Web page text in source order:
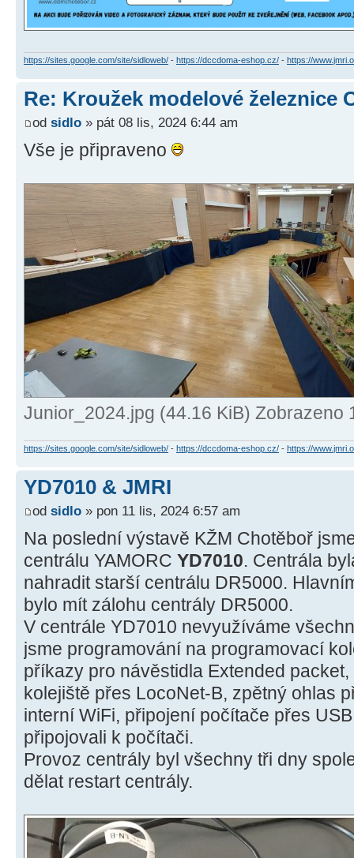
https://sites.google.com/site/sidloweb/ - https://dccdoma-eshop.cz/ - https://
Re: Kroužek modelové železnice
od sidlo » pát 08 lis, 2024 6:44 am
Vše je připraveno
Junior_2024.jpg (44.16 KiB) Zobrazeno
https://sites.google.com/site/sidloweb/ - https://dccdoma-eshop.cz/ - https://
YD7010 & JMRI
od sidlo » pon 11 lis, 2024 6:57 am
Na poslední výstavě KŽM Chotěboř
centrálu YAMORC YD7010. Centrála
nahradit starší centrálu DR5000.
bylo mít zálohu centrály DR5000.
V centrále YD7010 nevyužíváme
jsme programování na programovací
příkazy pro návěstidla Extended
kolejiště přes LocoNet-B, zpětný ohlas
interní WiFi, připojení počítače přes
připojovali k počítači.
Provoz centrály byl všechny tři dny
dělat restart centrály.